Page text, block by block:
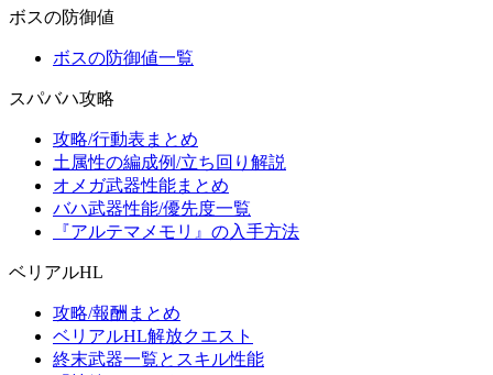
ボスの防御値
ボスの防御値一覧
スパバハ攻略
攻略/行動表まとめ
土属性の編成例/立ち回り解説
オメガ武器性能まとめ
バハ武器性能/優先度一覧
『アルテマメモリ』の入手方法
ベリアルHL
攻略/報酬まとめ
ベリアルHL解放クエスト
終末武器一覧とスキル性能